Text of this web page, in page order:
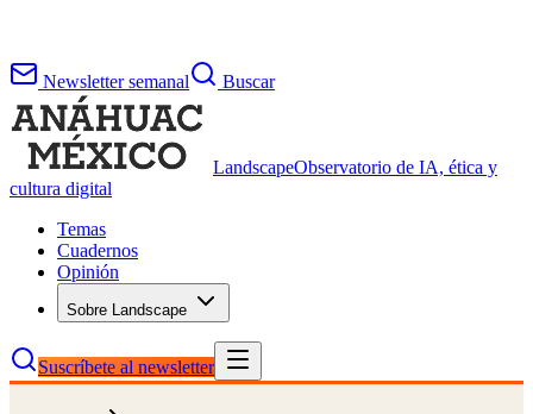
Newsletter semanal Buscar
LandscapeObservatorio de IA, ética y
cultura digital
Temas
Cuadernos
Opinión
Sobre Landscape
Suscríbete al newsletter